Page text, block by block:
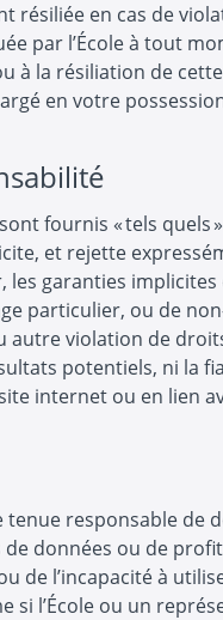
résiliée en cas de
par l’École à tout
à la résiliation de
en votre
fournis « tels quels
et rejette
les garanties
particulier, ou de
violation de
potentiels, ni la
internet ou en lien
tenue responsable de
données ou de
de l’incapacité à
si l’École ou un